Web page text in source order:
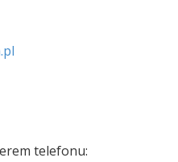
.pl
telefonu: